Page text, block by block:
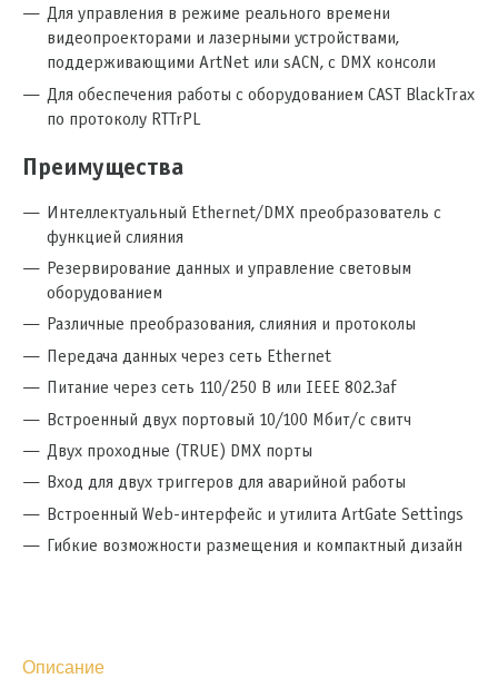
Для управления в режиме реального времени
видеопроекторами и лазерными устройствами,
поддерживающими ArtNet или sACN, с DMX консоли
Для обеспечения работы с оборудованием CAST BlackTrax
по протоколу RTTrPL
Преимущества
Интеллектуальный Ethernet/DMX преобразователь с
функцией слияния
Резервирование данных и управление световым
оборудованием
Различные преобразования, слияния и протоколы
Передача данных через сеть Ethernet
Питание через сеть 110/250 В или IEEE 802.3af
Встроенный двух портовый 10/100 Мбит/с свитч
Двух проходные (TRUE) DMX порты
Вход для двух триггеров для аварийной работы
Встроенный Web-интерфейс и утилита ArtGate Settings
Гибкие возможности размещения и компактный дизайн
Описание